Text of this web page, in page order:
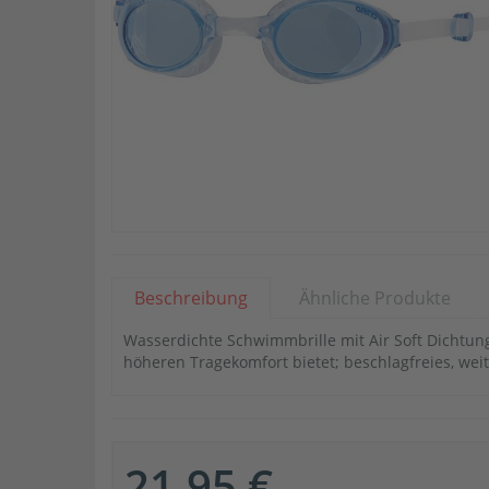
Beschreibung Ähnliche Produkte
Wasserdichte Schwimmbrille mit Air Soft
höheren Tragekomfort bietet; beschlagfreies,